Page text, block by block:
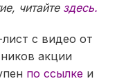
читайте здесь.
с видео от
акции
по ссылке и